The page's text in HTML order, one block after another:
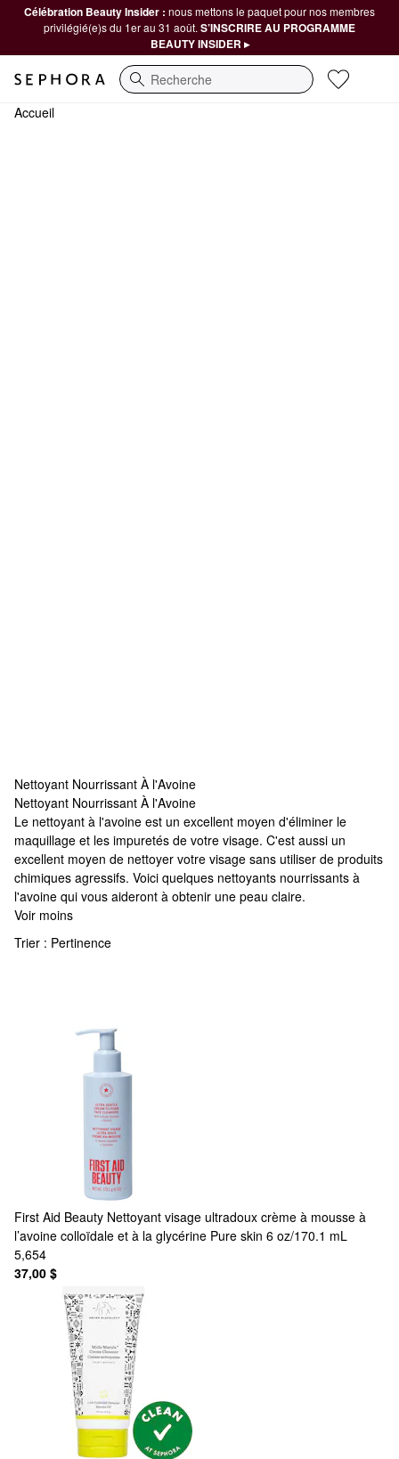
Célébration Beauty Insider : nous mettons le paquet pour nos membres
privilégié(e)s du 1er au 31 août. S’INSCRIRE AU PROGRAMME
BEAUTY INSIDER ▸
Recherche
Accueil
Nettoyant Nourrissant À l'Avoine
Nettoyant Nourrissant À l'Avoine
Nettoyant Nourrissant À l'Avoine
Le nettoyant à l'avoine est un excellent moyen d'éliminer le
maquillage et les impuretés de votre visage. C'est aussi un
excellent moyen de nettoyer votre visage sans utiliser de produits
chimiques agressifs. Voici quelques nettoyants nourrissants à
l'avoine qui vous aideront à obtenir une peau claire.
Voir moins
Trier : Pertinence
First Aid Beauty Nettoyant visage ultradoux crème à mousse à
l’avoine colloïdale et à la glycérine Pure skin 6 oz/170.1 mL
5,654
37,00 $